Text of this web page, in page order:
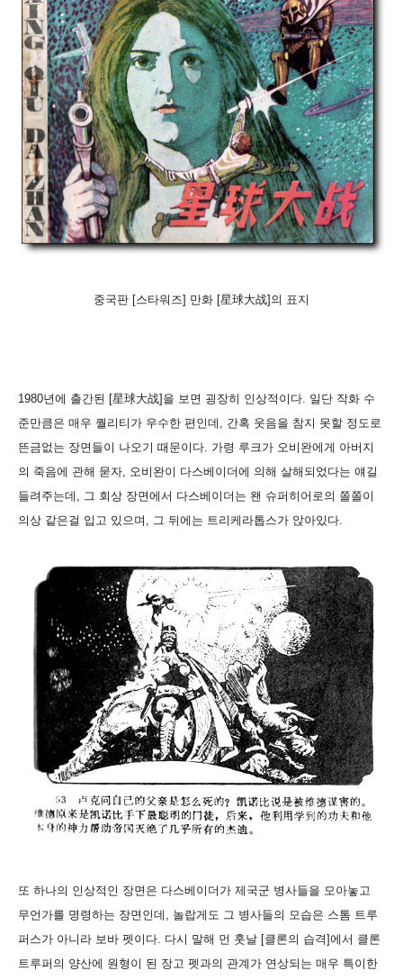
중국판 [스타워즈] 만화 [星球大战]의 표지
1980년에 출간된 [星球大战]을 보면 굉장히 인상적이다. 일단 작화 수
준만큼은 매우 퀄리티가 우수한 편인데, 간혹 웃음을 참지 못할 정도로
뜬금없는 장면들이 나오기 때문이다. 가령 루크가 오비완에게 아버지
의 죽음에 관해 묻자, 오비완이 다스베이더에 의해 살해되었다는 얘길
들려주는데, 그 회상 장면에서 다스베이더는 왠 슈퍼히어로의 쫄쫄이
의상 같은걸 입고 있으며, 그 뒤에는 트리케라톱스가 앉아있다.
또 하나의 인상적인 장면은 다스베이더가 제국군 병사들을 모아놓고
무언가를 명령하는 장면인데, 놀랍게도 그 병사들의 모습은 스톰 트루
퍼스가 아니라 보바 펫이다. 다시 말해 먼 훗날 [클론의 습격]에서 클론
트루퍼의 양산에 원형이 된 장고 펫과의 관계가 연상되는 매우 특이한